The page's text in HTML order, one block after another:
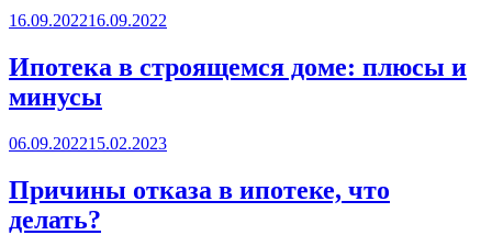
Posted
16.09.202216.09.2022
Ипотека в строящемся доме: плюсы и
минусы
Posted
06.09.202215.02.2023
Причины отказа в ипотеке, что
делать?